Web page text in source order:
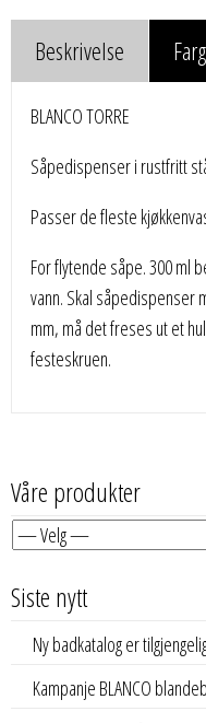
Beskrivelse
BLANCO TORRE
Såpedispenser i rustfritt
Passer de fleste
For flytende såpe. 300 ml
vann. Skal såpedispenser
mm, må det freses ut et
festeskruen.
Våre produkter
Siste nytt
Ny badkatalog er
Kampanje BLANCO